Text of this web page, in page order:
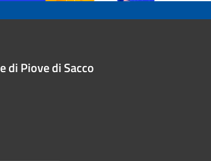
di Piove di Sacco